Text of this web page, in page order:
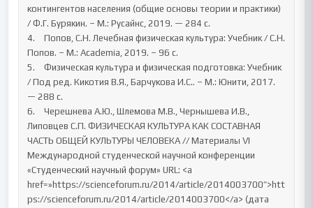
контингентов населения (общие основы теории и практики)
/ Ф.Г. Бурякин. – М.: Русайнс, 2019. — 284 c.
4.	Попов, С.Н. Лечебная физическая культура: Учебник / С.Н.
Попов. – М.: Academia, 2019. – 96 c.
5.	Физическая культура и физическая подготовка: Учебник
/ Под ред. Кикотия В.Я., Барчукова И.С.. – М.: Юнити, 2017.
— 288 c.
6.	Черешнева А.Ю., Шлемова М.В., Чернышева И.В.,
Липовцев С.П. ФИЗИЧЕСКАЯ КУЛЬТУРА КАК СОСТАВНАЯ
ЧАСТЬ ОБЩЕЙ КУЛЬТУРЫ ЧЕЛОВЕКА // Материалы VI
Международной студенческой научной конференции
«Студенческий научный форум» URL: <a
href=»https://scienceforum.ru/2014/article/2014003700″>htt
ps://scienceforum.ru/2014/article/2014003700</a> (дата